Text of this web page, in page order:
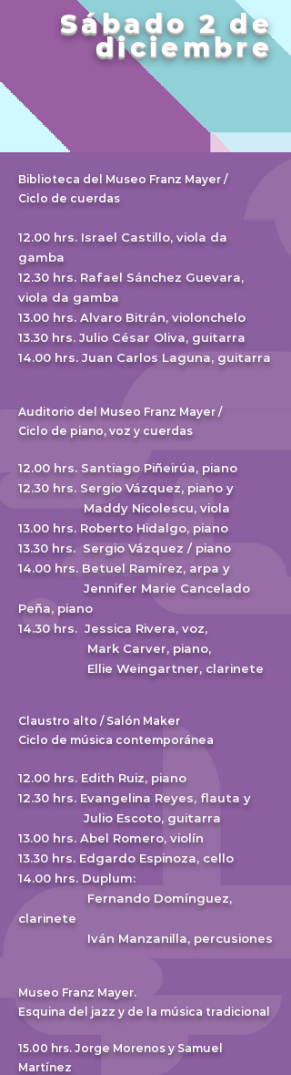
Sábado 2 de
diciembre
Biblioteca del Museo Franz Mayer /
Ciclo de cuerdas
12.00 hrs. Israel Castillo, viola da
gamba
12.30 hrs. Rafael Sánchez Guevara,
viola da gamba
13.00 hrs. Alvaro Bitrán, violonchelo
13.30 hrs. Julio César Oliva, guitarra
14.00 hrs. Juan Carlos Laguna, guitarra
Auditorio del Museo Franz Mayer /
Ciclo de piano, voz y cuerdas
12.00 hrs. Santiago Piñeirúa, piano
12.30 hrs. Sergio Vázquez, piano y
Maddy Nicolescu, viola
13.00 hrs. Roberto Hidalgo, piano
13.30 hrs. Sergio Vázquez / piano
14.00 hrs. Betuel Ramírez, arpa y
Jennifer Marie Cancelado
Peña, piano
14.30 hrs. Jessica Rivera, voz,
Mark Carver, piano,
Ellie Weingartner, clarinete
Claustro alto / Salón Maker
Ciclo de música contemporánea
12.00 hrs. Edith Ruiz, piano
12.30 hrs. Evangelina Reyes, flauta y
Julio Escoto, guitarra
13.00 hrs. Abel Romero, violín
13.30 hrs. Edgardo Espinoza, cello
14.00 hrs. Duplum:
Fernando Domínguez,
clarinete
Iván Manzanilla, percusiones
Museo Franz Mayer.
Esquina del jazz y de la música tradicional
15.00 hrs. Jorge Morenos y Samuel
Martínez